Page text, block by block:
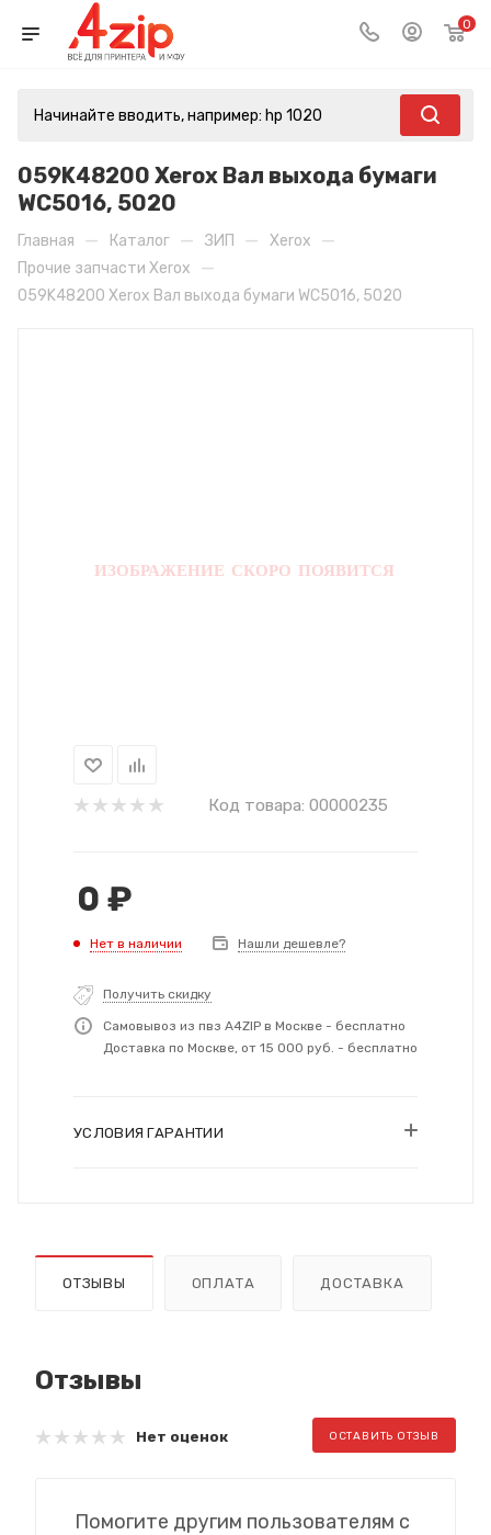
0
059K48200 Xerox Вал выхода бумаги
WC5016, 5020
Главная — Каталог — ЗИП — Xerox —
Прочие запчасти Xerox —
059K48200 Xerox Вал выхода бумаги WC5016, 5020
Код товара: 00000235
0 ₽
Нет в наличии Нашли дешевле?
Получить скидку
Самовывоз из пвз A4ZIP в Москве - бесплатно
Доставка по Москве, от 15 000 руб. - бесплатно
УСЛОВИЯ ГАРАНТИИ
ОТЗЫВЫ ОПЛАТА ДОСТАВКА
Отзывы
Нет оценок ОСТАВИТЬ ОТЗЫВ
Помогите другим пользователям с